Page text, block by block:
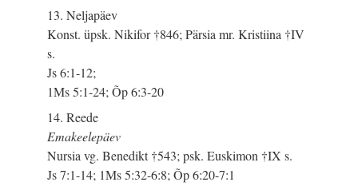
13. Neljapäev
Konst. üpsk. Nikifor †846; Pärsia mr. Kristiina †IV
s.
Js 6:1-12;
1Ms 5:1-24; Õp 6:3-20
14. Reede
Emakeelepäev
Nursia vg. Benedikt †543; psk. Euskimon †IX s.
Js 7:1-14; 1Ms 5:32-6:8; Õp 6:20-7:1